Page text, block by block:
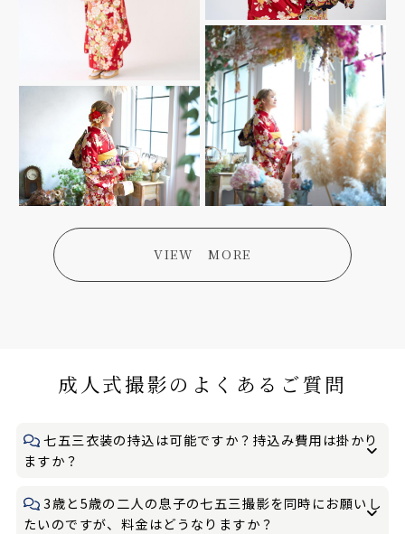
VIEW MORE
成人式撮影のよくあるご質問
七五三衣装の持込は可能ですか？持込み費用は掛かり
ますか？
3歳と5歳の二人の息子の七五三撮影を同時にお願いし
たいのですが、料金はどうなりますか？